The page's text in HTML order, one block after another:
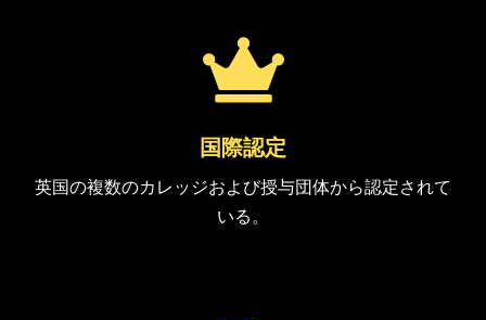

国際認定
英国の複数のカレッジおよび授与団体から認定されて
いる。